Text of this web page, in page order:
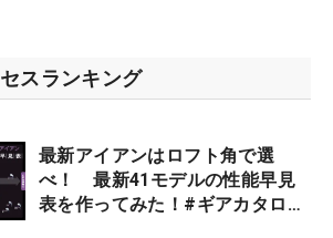
スランキング
最新アイアンはロフト角で選
べ！ 最新41モデルの性能早見
表を作ってみた！#ギアカタログ